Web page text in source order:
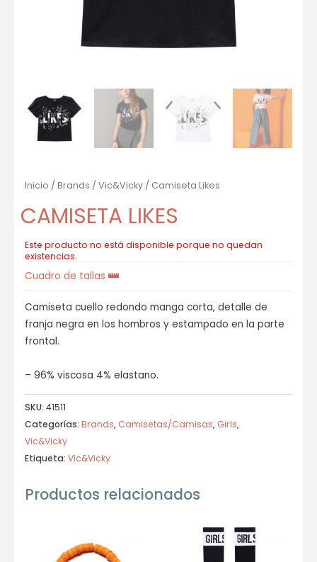
Inicio / Brands / Vic&Vicky / Camiseta Likes
CAMISETA LIKES
Este producto no está disponible porque no quedan
existencias.
Cuadro de tallas
Camiseta cuello redondo manga corta, detalle de
franja negra en los hombros y estampado en la parte
frontal.
– 96% viscosa 4% elastano.
SKU: 41511
Categorías: Brands, Camisetas/Camisas, Girls,
Vic&Vicky
Etiqueta: Vic&Vicky
Productos relacionados